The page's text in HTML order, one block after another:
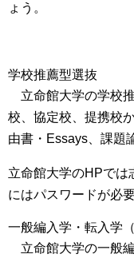
ょう。
学校推薦型選抜
立命館大学の学校
校、協定校、提携校
由書・Essays、課題
立命館大学のHPでは
にはパスワードが必
一般編入学・転入学（
立命館大学の一般